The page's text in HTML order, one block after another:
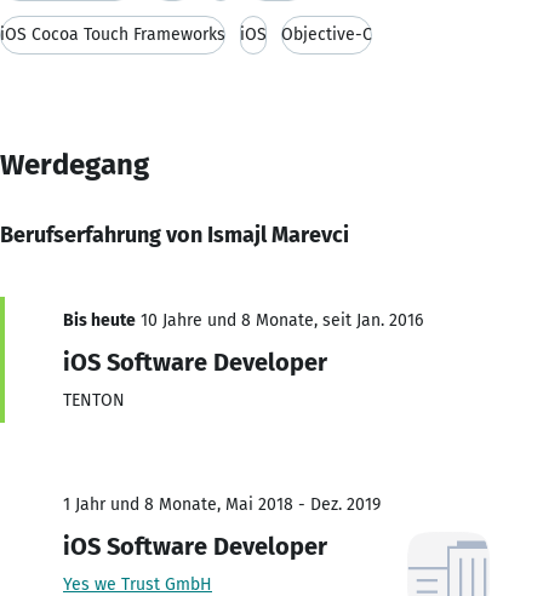
iOS Cocoa Touch Frameworks iOS Objective-C
Werdegang
Berufserfahrung von Ismajl Marevci
Bis heute 10 Jahre und 8 Monate, seit Jan. 2016
iOS Software Developer
TENTON
1 Jahr und 8 Monate, Mai 2018 - Dez. 2019
iOS Software Developer
Yes we Trust GmbH